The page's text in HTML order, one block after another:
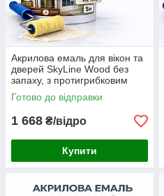
Акрилова емаль для вікон та
дверей SkyLine Wood без
запаху, з протигрибковим
ефектом, слонова кістка, 5 л
Готово до відправки
1 668 ₴/відро
Купити